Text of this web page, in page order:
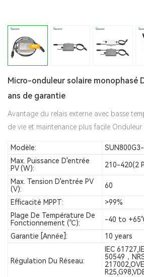
Micro-onduleur solaire monophasé
ans de garantie
Avantage du relais externe avec basse
de vie et maintenance plus facile
Modèle:
Max. Puissance D'entrée
PV (W):
210-420(2
Max. Tension D'entrée PV
(V):
60
Efficacité MPPT:
>99%
Plage De Température De
Fonctionnement (℃):
-40 to
Garantie [année]: 10 years
Régulation Du Réseau:
IEC
50549，